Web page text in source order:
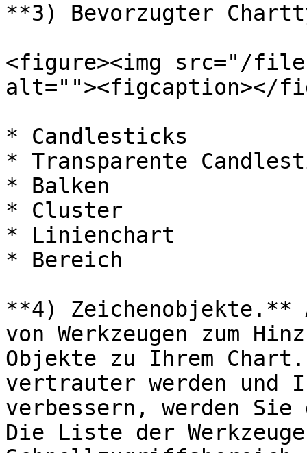
**3) Bevorzugter
<figure><img src="/files/
alt=""><figcaption></
* Candlesticks
* Transparente
* Balken
* Cluster
* Linienchart
* Bereich
**4) Zeichenobjekte.**
von Werkzeugen zum
Objekte zu Ihrem
vertrauter werden und
verbessern, werden Sie
Die Liste der